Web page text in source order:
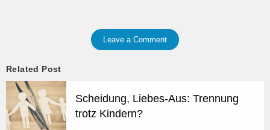
Leave a Comment
Related Post
Scheidung, Liebes-Aus: Trennung
trotz Kindern?